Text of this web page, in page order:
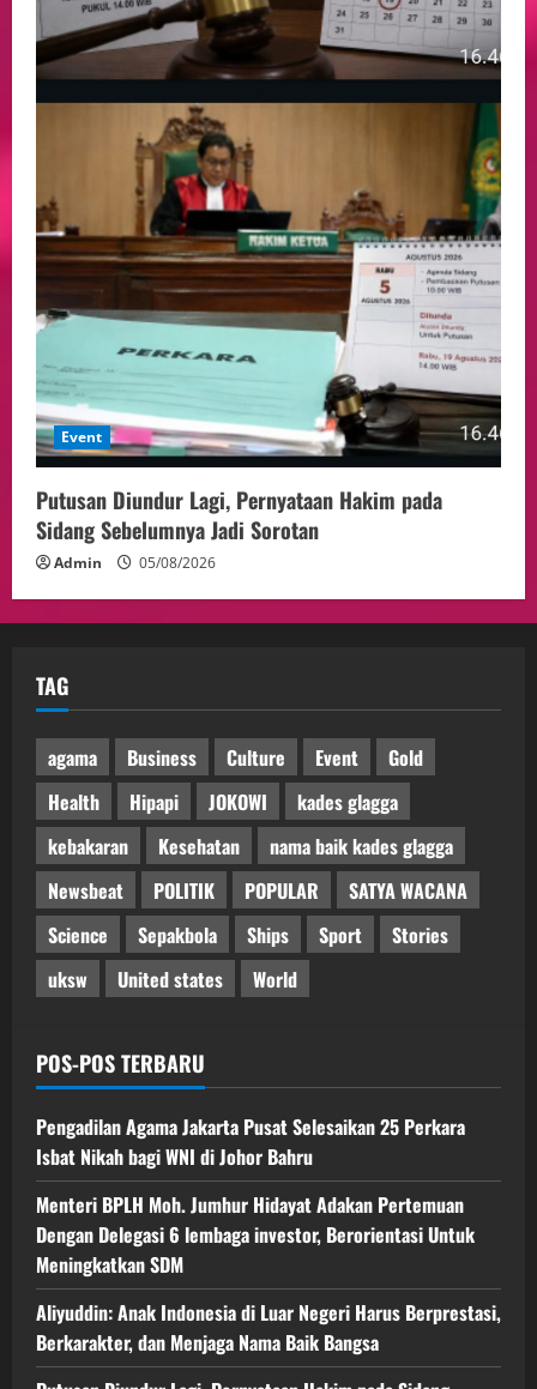
Event
Putusan Diundur Lagi, Pernyataan Hakim pada
Sidang Sebelumnya Jadi Sorotan
Admin 05/08/2026
TAG
agama Business Culture Event
Gold
Health
Hipapi JOKOWI
kades glagga
kebakaran
Kesehatan
nama baik kades glagga
Newsbeat
POLITIK POPULAR
SATYA WACANA
Science
Sepakbola Ships Sport
Stories
uksw
United states World
POS-POS TERBARU
Pengadilan Agama Jakarta Pusat Selesaikan 25 Perkara
Isbat Nikah bagi WNI di Johor Bahru
Menteri BPLH Moh. Jumhur Hidayat Adakan Pertemuan
Dengan Delegasi 6 lembaga investor, Berorientasi Untuk
Meningkatkan SDM
Aliyuddin: Anak Indonesia di Luar Negeri Harus Berprestasi,
Berkarakter, dan Menjaga Nama Baik Bangsa